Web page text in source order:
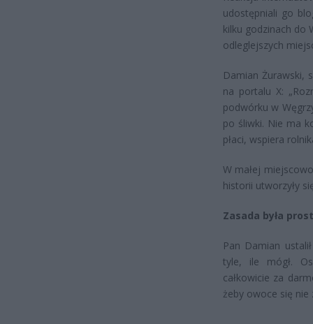
udostępniali go
kilku godzinach do
odleglejszych
Damian Żurawski,
na portalu X:
podwórku w
po śliwki. Nie ma
płaci, wspiera
W małej
historii utworzyły
Zasada była
Pan Damian
tyle, ile mógł.
całkowicie za
żeby owoce się nie